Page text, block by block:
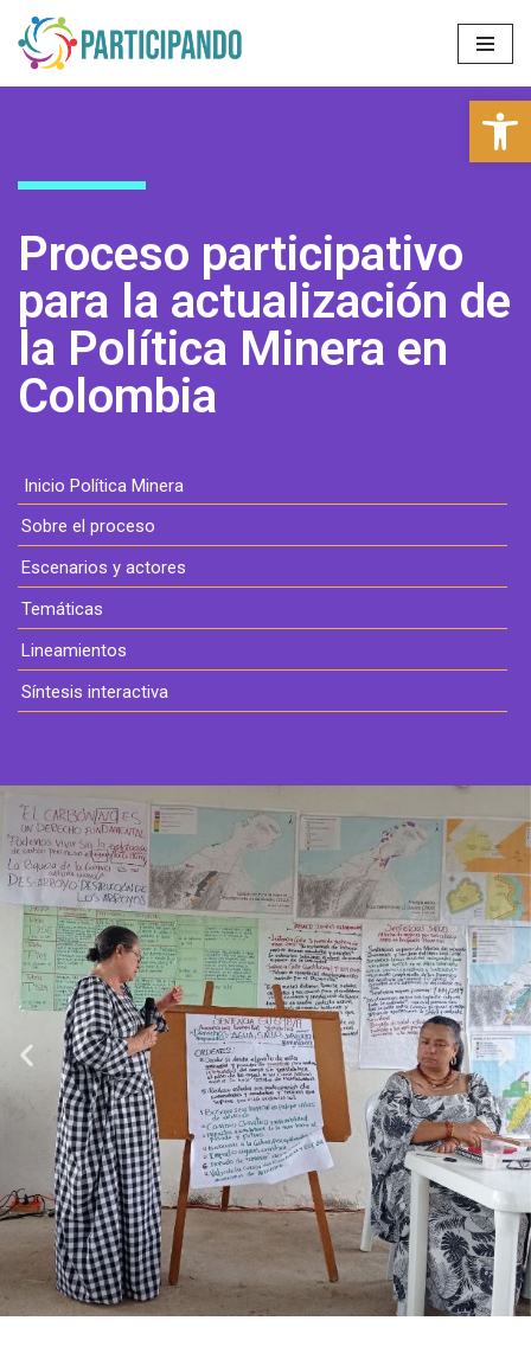
Abrir
Saltar
al
Proceso participativo
para la actualización de
la Política Minera en
Colombia
Inicio Política Minera
Sobre el proceso
Escenarios y actores
Temáticas
Lineamientos
Síntesis interactiva